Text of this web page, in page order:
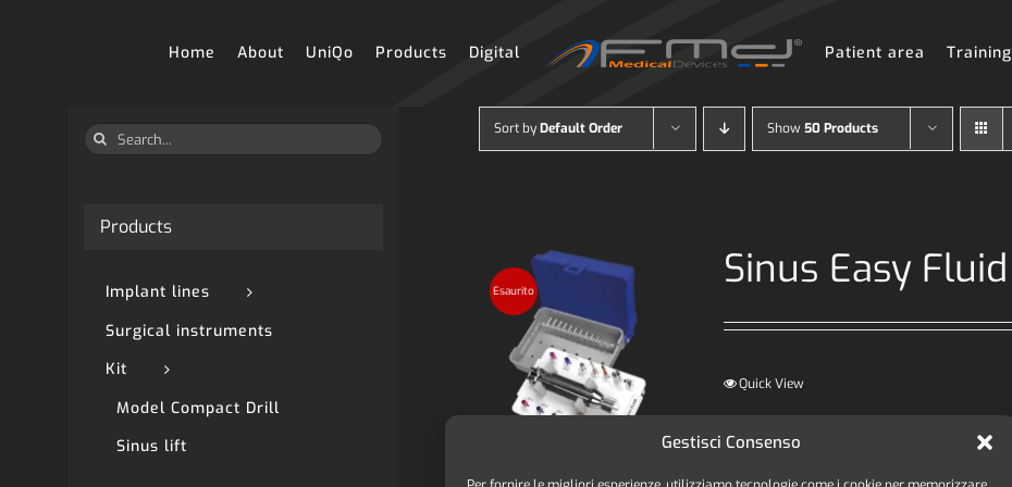
Gestisci Consenso
Home About UniQo Products Digital Patient area Training
Sort byDefault Order Show50 Products
Esaurito Sinus Easy Fluid
Quick View
Search
for:
Products
Implant lines
Surgical instruments
Kit
Model Compact Drill
Sinus lift